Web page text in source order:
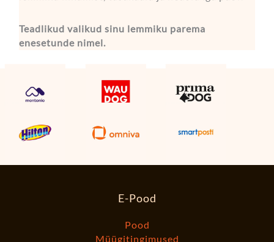
Teadlikud valikud sinu lemmiku parema
enesetunde nimel.
E-Pood
Pood
Müügitingimused